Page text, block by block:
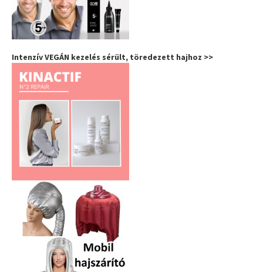
Intenzív VEGÁN kezelés sérült, töredezett hajhoz >>